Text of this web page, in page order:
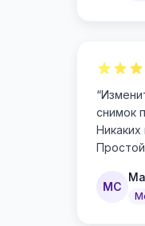
“
снимок
МС